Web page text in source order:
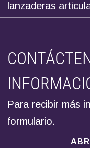
lanzaderas
Para recibir más
formulario.